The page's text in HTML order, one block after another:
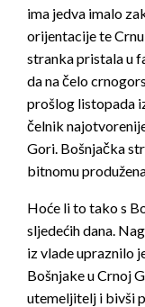
ima jedva imalo
orijentacije te
stranka pristala u
da na čelo
prošlog listopada
čelnik
Gori. Bošnjačka
bitnomu
Hoće li to tako s
sljedećih dana.
iz vlade upraznilo
Bošnjake u Crnoj
utemeljitelj i bivši